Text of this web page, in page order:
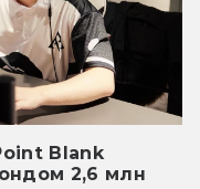
Blank
2,6 млн